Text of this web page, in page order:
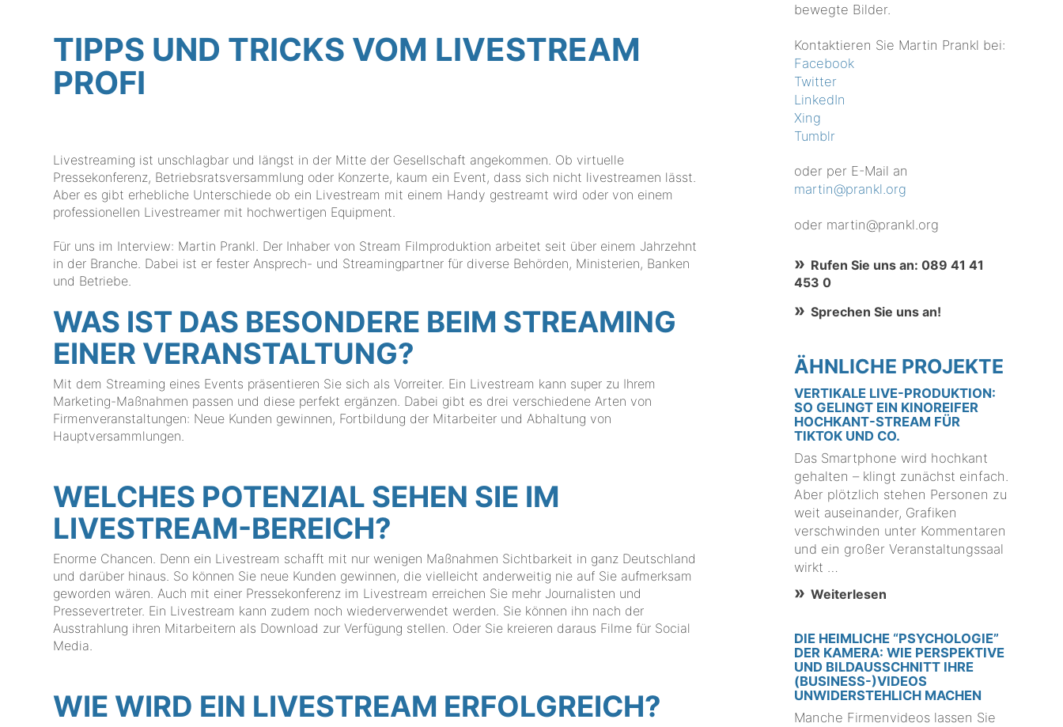
TIPPS UND TRICKS VOM LIVESTREAM
PROFI
Livestreaming ist unschlagbar und längst in der Mitte der Gesellschaft angekommen. Ob virtuelle
Pressekonferenz, Betriebsratsversammlung oder Konzerte, kaum ein Event, dass sich nicht livestreamen lässt.
Aber es gibt erhebliche Unterschiede ob ein Livestream mit einem Handy gestreamt wird oder von einem
professionellen Livestreamer mit hochwertigen Equipment.
Für uns im Interview: Martin Prankl. Der Inhaber von Stream Filmproduktion arbeitet seit über einem Jahrzehnt
in der Branche. Dabei ist er fester Ansprech- und Streamingpartner für diverse Behörden, Ministerien, Banken
und Betriebe.
WAS IST DAS BESONDERE BEIM STREAMING
EINER VERANSTALTUNG?
Mit dem Streaming eines Events präsentieren Sie sich als Vorreiter. Ein Livestream kann super zu Ihrem
Marketing-Maßnahmen passen und diese perfekt ergänzen. Dabei gibt es drei verschiedene Arten von
Firmenveranstaltungen: Neue Kunden gewinnen, Fortbildung der Mitarbeiter und Abhaltung von
Hauptversammlungen.
WELCHES POTENZIAL SEHEN SIE IM
LIVESTREAM-BEREICH?
Enorme Chancen. Denn ein Livestream schafft mit nur wenigen Maßnahmen Sichtbarkeit in ganz Deutschland
und darüber hinaus. So können Sie neue Kunden gewinnen, die vielleicht anderweitig nie auf Sie aufmerksam
geworden wären. Auch mit einer Pressekonferenz im Livestream erreichen Sie mehr Journalisten und
Pressevertreter. Ein Livestream kann zudem noch wiederverwendet werden. Sie können ihn nach der
Ausstrahlung ihren Mitarbeitern als Download zur Verfügung stellen. Oder Sie kreieren daraus Filme für Social
Media.
WIE WIRD EIN LIVESTREAM ERFOLGREICH?
bewegte Bilder.
Kontaktieren Sie Martin Prankl bei:
Facebook
Twitter
LinkedIn
Xing
Tumblr
oder per E-Mail an
martin@prankl.org
oder martin@prankl.org
Rufen Sie uns an: 089 41 41
453 0
Sprechen Sie uns an!
ÄHNLICHE PROJEKTE
VERTIKALE LIVE-PRODUKTION:
SO GELINGT EIN KINOREIFER
HOCHKANT-STREAM FÜR
TIKTOK UND CO.
Das Smartphone wird hochkant
gehalten – klingt zunächst einfach.
Aber plötzlich stehen Personen zu
weit auseinander, Grafiken
verschwinden unter Kommentaren
und ein großer Veranstaltungssaal
wirkt …
Weiterlesen
DIE HEIMLICHE “PSYCHOLOGIE”
DER KAMERA: WIE PERSPEKTIVE
UND BILDAUSSCHNITT IHRE
(BUSINESS-)VIDEOS
UNWIDERSTEHLICH MACHEN
Manche Firmenvideos lassen Sie